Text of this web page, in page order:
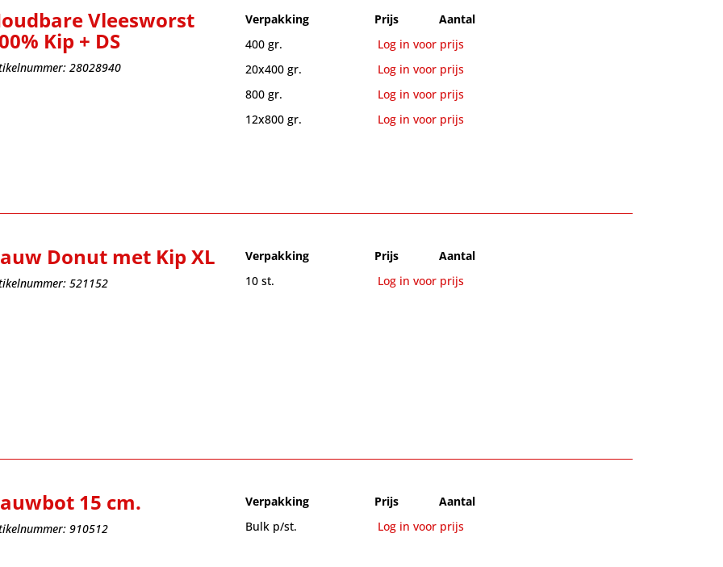
Vleesworst
Kip + DS
28028940
Verpakking Prijs
Aantal
400 gr.
Log in voor prijs
20x400 gr.
Log in voor prijs
800 gr.
Log in voor prijs
12x800 gr.
Log in voor prijs
Donut met Kip XL
521152
Verpakking Prijs
Aantal
10 st.
Log in voor prijs
15 cm.
910512
Verpakking Prijs
Aantal
Bulk p/st.
Log in voor prijs